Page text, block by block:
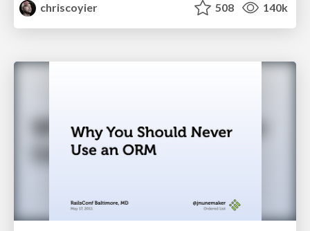
chriscoyier
508 140k